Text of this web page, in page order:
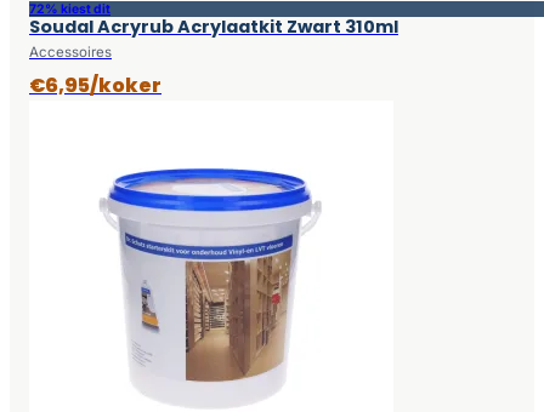
72% kiest dit
Soudal Acryrub Acrylaatkit Zwart 310ml
Accessoires
€6,95/koker